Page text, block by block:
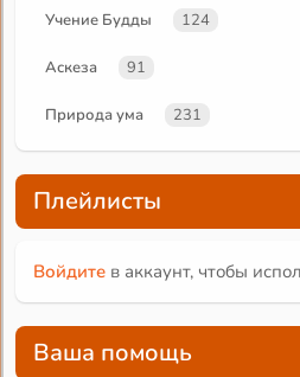
Учение Будды 124
Аскеза 91
Природа ума 231
Плейлисты
Войдите в аккаунт, чтобы
Ваша помощь